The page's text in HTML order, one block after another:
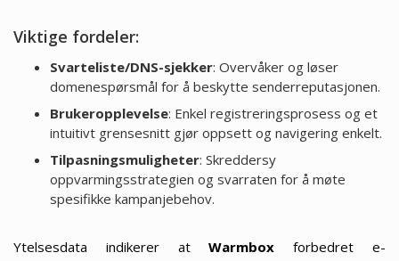
Viktige fordeler:
Svarteliste/DNS-sjekker: Overvåker og løser
domenespørsmål for å beskytte senderreputasjonen.
Brukeropplevelse: Enkel registreringsprosess og et
intuitivt grensesnitt gjør oppsett og navigering enkelt.
Tilpasningsmuligheter: Skreddersy
oppvarmingsstrategien og svarraten for å møte
spesifikke kampanjebehov.
Ytelsesdata indikerer atWarmbox forbedret e-